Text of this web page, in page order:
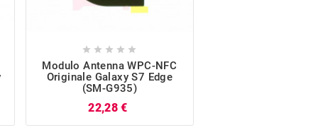
    
Modulo Antenna WPC-NFC
Originale Galaxy S7 Edge
(SM-G935)
22,28 €